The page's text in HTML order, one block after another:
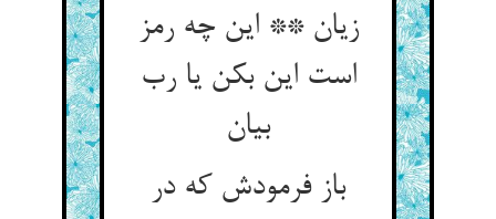
زیان ** این چه رمز
است این بکن یا رب
بیان‏
باز فرمودش که در